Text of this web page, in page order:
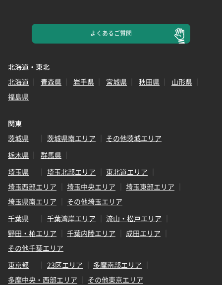
よくあるご質問
北海道・東北
北海道
青森県 岩手県 宮城県 秋田県
山形県
福島県
関東
茨城県
茨城県南エリア
その他茨城エリア
栃木県
群馬県
埼玉県
埼玉北部エリア
東北道エリア
埼玉西部エリア
埼玉中央エリア
埼玉東部エリア
埼玉県南エリア
その他埼玉エリア
千葉県
千葉湾岸エリア
流山・松戸エリア
野田・柏エリア
千葉内陸エリア
成田エリア
その他千葉エリア
東京都
23区エリア
多摩南部エリア
多摩中央・西部エリア
その他東京エリア